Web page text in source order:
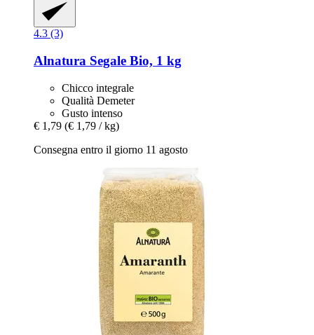
4.3 (3)
Alnatura Segale Bio, 1 kg
Chicco integrale
Qualità Demeter
Gusto intenso
€ 1,79 (€ 1,79 / kg)
Consegna entro il giorno 11 agosto